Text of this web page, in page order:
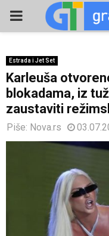
PRIMARY
Estrada i Jet Set
Karleuša
blokadama, iz
zaustaviti
Piše: Nova.rs